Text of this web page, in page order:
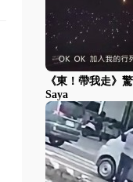
《東！帶我走》
Saya